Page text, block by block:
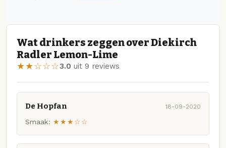
Wat drinkers zeggen over Diekirch
Radler Lemon-Lime
★★☆☆☆3.0 uit 9 reviews
De Hopfan 18-09-2020
Smaak: ★★★☆☆